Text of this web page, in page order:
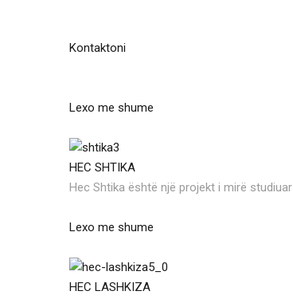
Kontaktoni
Lexo me shume
HEC SHTIKA
Hec Shtika është një projekt i mirë
Lexo me shume
HEC LASHKIZA